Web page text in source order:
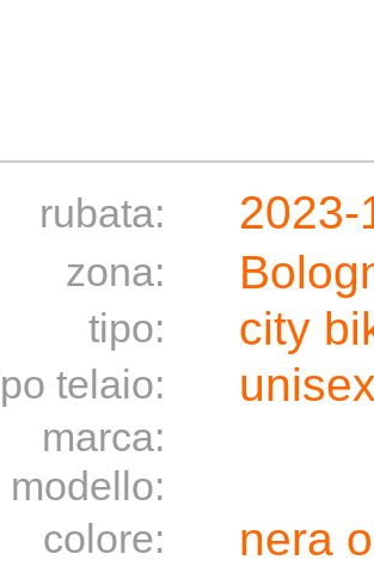
rubata:
zona:
tipo: city
telaio:
marca:
modello:
colore:
nera